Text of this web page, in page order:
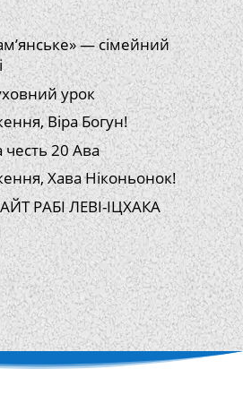
— сімейний
урок
Віра Богун!
20 Ава
Хава Ніконьонок!
РАБІ ЛЕВІ-ІЦХАКА